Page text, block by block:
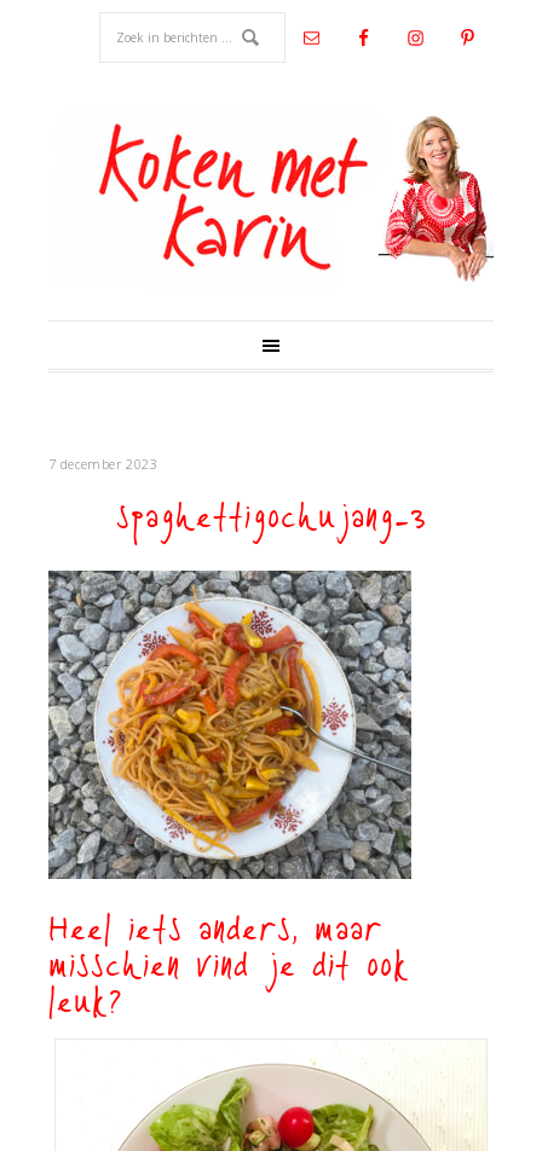
7 december 2023
spaghettigochujang-3
Heel iets anders, maar
misschien vind je dit ook
leuk?